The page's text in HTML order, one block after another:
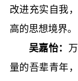
改进充实自我
高的思想境界。
吴嘉怡：
量的吾辈青年